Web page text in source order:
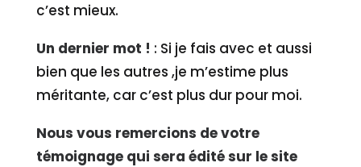
c’est mieux.
Un dernier mot ! : Si je fais avec et aussi
bien que les autres ,je m’estime plus
méritante, car c’est plus dur pour moi.
Nous vous remercions de votre
témoignage qui sera édité sur le site